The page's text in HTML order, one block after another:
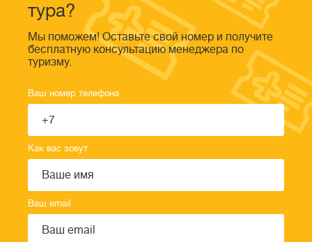
тура?
Мы поможем! Оставьте свой номер и получите
бесплатную консультацию менеджера по
туризму.
Ваш номер телефона
Как вас зовут
Ваш email